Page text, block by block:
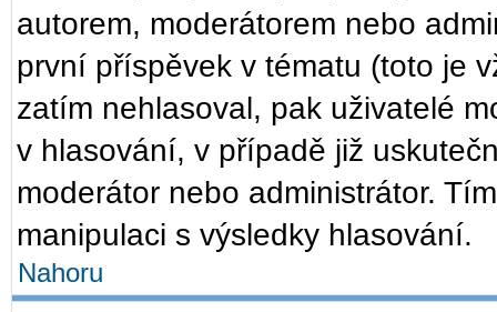
autorem, moderátorem nebo
první příspěvek v tématu (toto je
zatím nehlasoval, pak uživatelé
v hlasování, v případě již
moderátor nebo administrátor.
manipulaci s výsledky hlasování.
Nahoru